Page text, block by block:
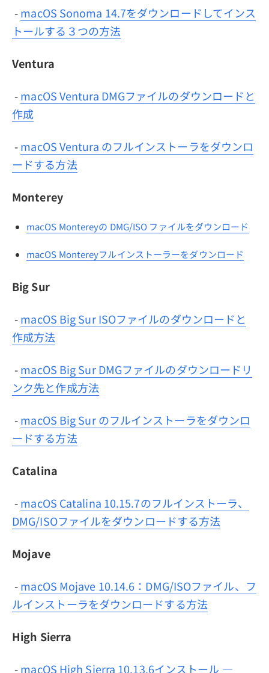
-macOS Sonoma 14.7をダウンロードしてインス
トールする３つの方法
Ventura
-macOS Ventura DMGファイルのダウンロードと
作成
-macOS Ventura のフルインストーラをダウンロ
ードする方法
Monterey
macOS Montereyの DMG/ISO ファイルをダウンロード
macOS Montereyフルインストーラーをダウンロード
Big Sur
-macOS Big Sur ISOファイルのダウンロードと
作成方法
-macOS Big Sur DMGファイルのダウンロードリ
ンク先と作成方法
-macOS Big Sur のフルインストーラをダウンロ
ードする方法
Catalina
-macOS Catalina 10.15.7のフルインストーラ、
DMG/ISOファイルをダウンロードする方法
Mojave
-macOS Mojave 10.14.6：DMG/ISOファイル、フ
ルインストーラをダウンロードする方法
High Sierra
-macOS High Sierra 10.13.6インストール ―